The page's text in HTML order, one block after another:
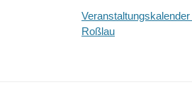
Roßlau